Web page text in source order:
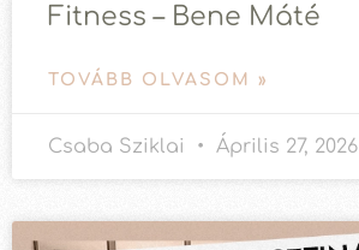
Fitness – Bene Máté
TOVÁBB OLVASOM »
Csaba Sziklai Április 27, 2026